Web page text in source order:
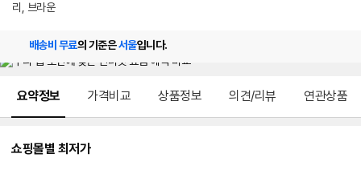
리, 브라운
배송비 무료의 기준은서울입니다.
요약정보 가격비교 상품정보 의견/리뷰 연관상품
쇼핑몰별 최저가